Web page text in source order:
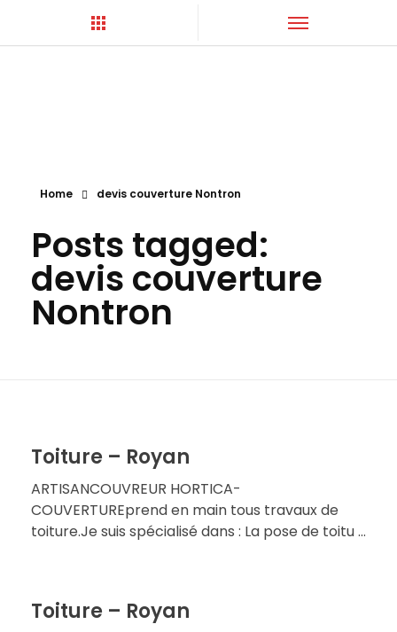
Home devis couverture Nontron
Posts tagged:
devis couverture
Nontron
Toiture – Royan
ARTISANCOUVREUR HORTICA-
COUVERTUREprend en main tous travaux de
toiture.Je suis spécialisé dans : La pose de toitu ...
Toiture – Royan